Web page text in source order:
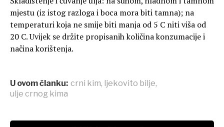
mjestu (iz istog razloga i boca mora biti tamna); na
temperaturi koja ne smije biti manja od 5 C niti viša od
20 C. Uvijek se držite propisanih količina konzumacije i
načina korištenja.
U ovom članku: crni kim, ljekovito bilje,
ulje crnog kima